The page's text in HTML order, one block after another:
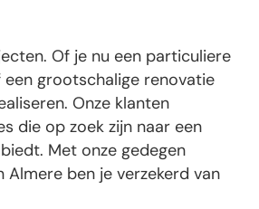
Of je nu een particuliere
grootschalige renovatie
Onze klanten
die op zoek zijn naar een
Met onze gedegen
ben je verzekerd van